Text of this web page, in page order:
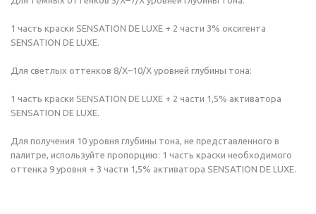
1 часть краски SENSATION DE LUXE + 2 части 3% оксигента
SENSATION DE LUXE.
Для светлых оттенков 8/Х–10/Х уровней глубины тона:
1 часть краски SENSATION DE LUXE + 2 части 1,5% активатора
SENSATION DE LUXE.
Для получения 10 уровня глубины тона, не представленного в
палитре, используйте пропорцию: 1 часть краски необходимого
оттенка 9 уровня + 3 части 1,5% активатора SENSATION DE LUXE.